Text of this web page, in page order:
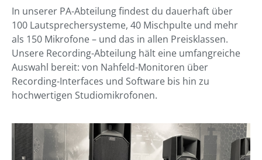
In unserer PA-Abteilung findest du dauerhaft über
100 Lautsprechersysteme, 40 Mischpulte und mehr
als 150 Mikrofone – und das in allen Preisklassen.
Unsere Recording-Abteilung hält eine umfangreiche
Auswahl bereit: von Nahfeld-Monitoren über
Recording-Interfaces und Software bis hin zu
hochwertigen Studiomikrofonen.